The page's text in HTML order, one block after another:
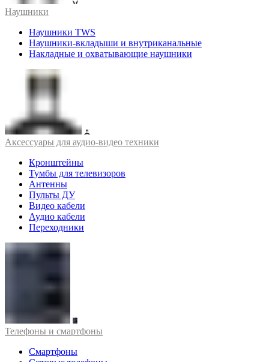
Наушники
Наушники TWS
Наушники-вкладыши и внутриканальные
Накладные и охватывающие наушники
Аксессуары для аудио-видео техники
Кронштейны
Тумбы для телевизоров
Антенны
Пульты ДУ
Видео кабели
Аудио кабели
Переходники
Телефоны и смартфоны
Смартфоны